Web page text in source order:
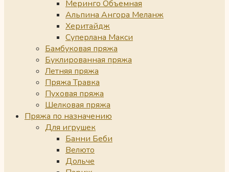
Меринго Объемная
Альпина Ангора Меланж
Херитайдж
Суперлана Макси
Бамбуковая пряжа
Буклированная пряжа
Летняя пряжа
Пряжа Травка
Пуховая пряжа
Шелковая пряжа
Пряжа по назначению
Для игрушек
Банни Беби
Велюто
Дольче